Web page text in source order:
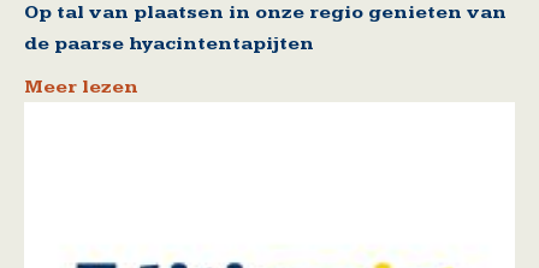
Op tal van plaatsen in onze regio genieten van
de paarse hyacintentapijten
Meer lezen